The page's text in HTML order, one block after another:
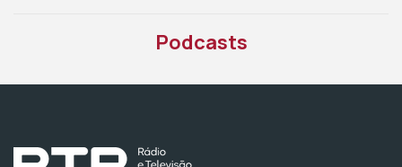
Podcasts